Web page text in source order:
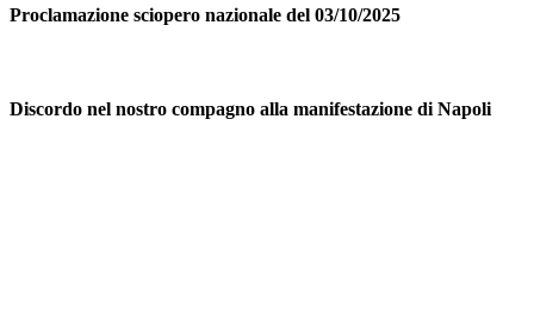
Proclamazione sciopero nazionale del 03/10/2025
Discordo nel nostro compagno alla manifestazione di Napoli